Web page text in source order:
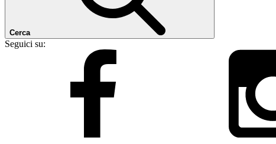
Cerca
Seguici su: